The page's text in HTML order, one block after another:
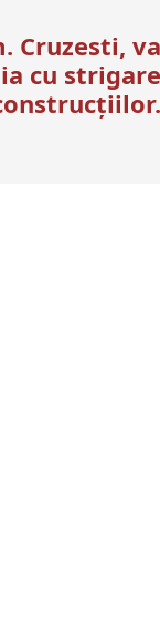
Cruzesti, va
cu strigare